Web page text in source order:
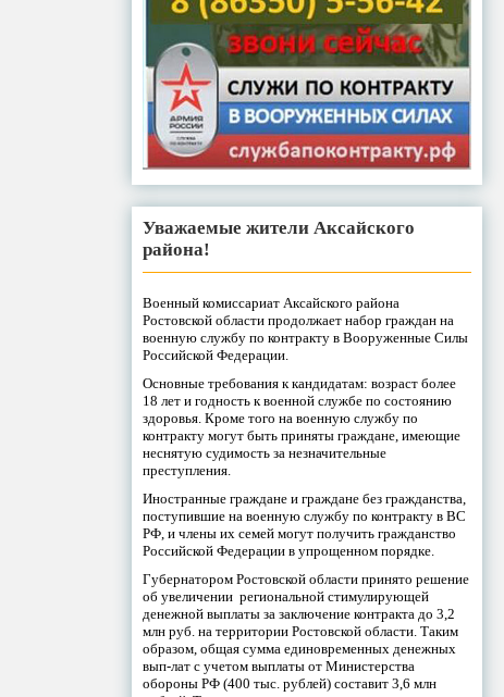
Уважаемые жители Аксайского
района!
Военный комиссариат Аксайского района
Ростовской области продолжает набор граждан на
военную службу по контракту в Вооруженные Силы
Российской Федерации.
Основные требования к кандидатам: возраст более
18 лет и годность к военной службе по состоянию
здоровья. Кроме того на военную службу по
контракту могут быть приняты граждане, имеющие
неснятую судимость за незначительные
преступления.
Иностранные граждане и граждане без гражданства,
поступившие на военную службу по контракту в ВС
РФ, и члены их семей могут получить гражданство
Российской Федерации в упрощенном порядке.
Губернатором Ростовской области принято решение
об увеличении региональной стимулирующей
денежной выплаты за заключение контракта до 3,2
млн руб. на территории Ростовской области. Таким
образом, общая сумма единовременных денежных
вып-лат с учетом выплаты от Министерства
обороны РФ (400 тыс. рублей) составит 3,6 млн